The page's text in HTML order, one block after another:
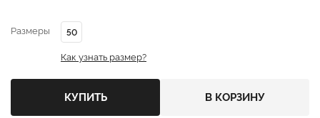
Размеры 50
Как узнать размер?
КУПИТЬ В КОРЗИНУ